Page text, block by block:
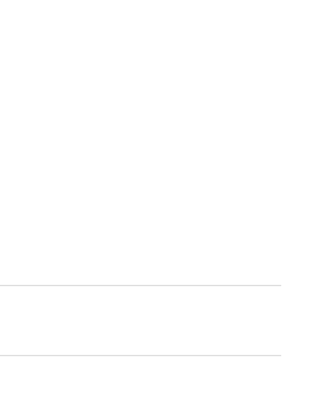
Suchen